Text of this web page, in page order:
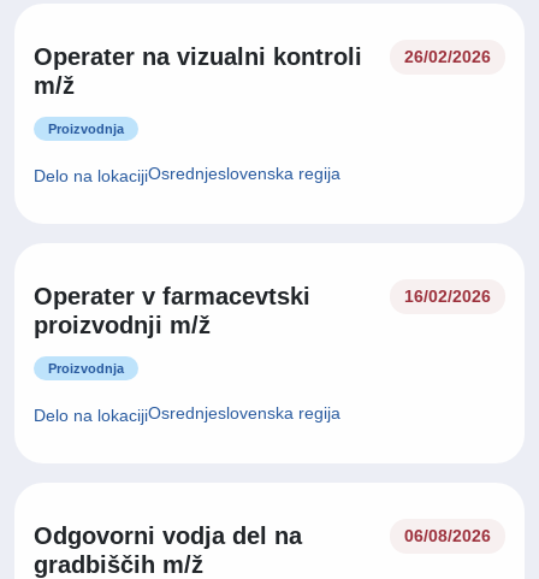
Operater na vizualni kontroli
m/ž
26/02/2026
Proizvodnja
Delo na lokacijiOsrednjeslovenska regija
Operater v farmacevtski
proizvodnji m/ž
16/02/2026
Proizvodnja
Delo na lokacijiOsrednjeslovenska regija
Odgovorni vodja del na
gradbiščih m/ž
06/08/2026